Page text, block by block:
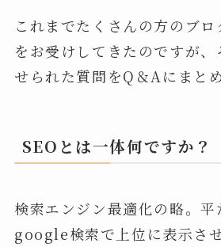
これまでたくさんの方のブ
をお受けしてきたのですが
せられた質問をQ＆Aにまと
SEOとは一体何ですか？
検索エンジン最適化の略。平
google検索で上位に表示さ